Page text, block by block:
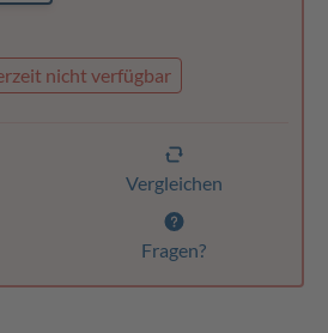
nicht verfügbar
Vergleichen
Fragen?